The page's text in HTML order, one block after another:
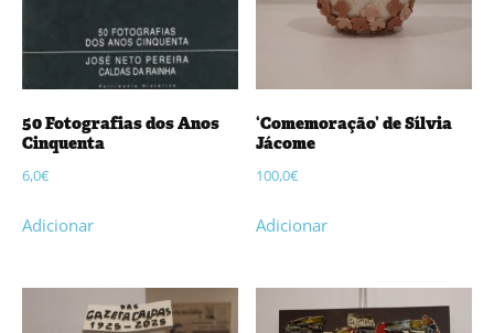
50 Fotografias dos Anos
Cinquenta
6,0€
Adicionar
‘Comemoração’ de Sílvia
Jácome
100,0€
Adicionar